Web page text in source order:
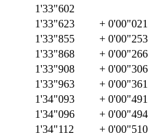
1'33"602
1'33"623 + 0'00"021
1'33"855 + 0'00"253
1'33"868 + 0'00"266
1'33"908 + 0'00"306
1'33"963 + 0'00"361
1'34"093 + 0'00"491
1'34"096 + 0'00"494
1'34"112 + 0'00"510